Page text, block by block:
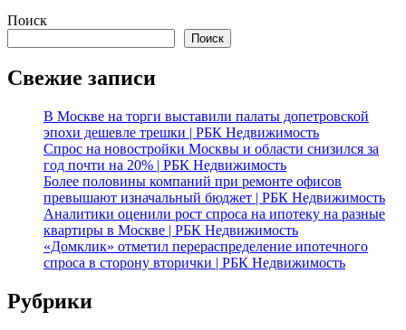
Поиск
Поиск
Свежие записи
В Москве на торги выставили палаты допетровской
эпохи дешевле трешки | РБК Недвижимость
Спрос на новостройки Москвы и области снизился за
год почти на 20% | РБК Недвижимость
Более половины компаний при ремонте офисов
превышают изначальный бюджет | РБК Недвижимость
Аналитики оценили рост спроса на ипотеку на разные
квартиры в Москве | РБК Недвижимость
«Домклик» отметил перераспределение ипотечного
спроса в сторону вторички | РБК Недвижимость
Рубрики